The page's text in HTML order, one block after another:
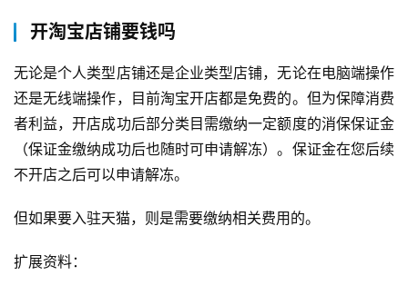
开淘宝店铺要钱吗
无论是个人类型店铺还是企业类型店铺，无论在电脑端操作
还是无线端操作，目前淘宝开店都是免费的。但为保障消费
者利益，开店成功后部分类目需缴纳一定额度的消保保证金
（保证金缴纳成功后也随时可申请解冻）。保证金在您后续
不开店之后可以申请解冻。
但如果要入驻天猫，则是需要缴纳相关费用的。
扩展资料：